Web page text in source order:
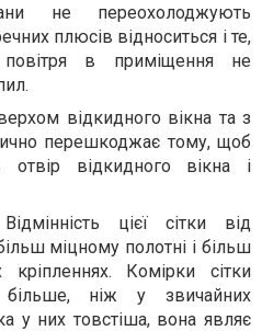
не переохолоджують
плюсів відноситься і те,
в приміщення не
відкидного вікна та з
перешкоджає тому, щоб
відкидного вікна і
цієї сітки від
міцному полотні і більш
кріпленнях. Комірки сітки
ніж у звичайних
у них товстіша, вона являє